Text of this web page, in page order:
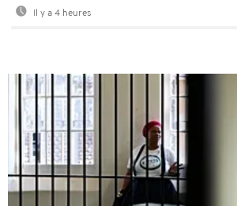
Il y a 4 heures